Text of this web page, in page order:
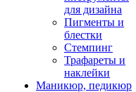
для дизайна
Пигменты и
блестки
Стемпинг
Трафареты и
наклейки
Маникюр, педикюр